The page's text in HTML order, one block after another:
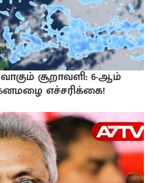
சூறாவளி: 6-ஆம்
எச்சரிக்கை!